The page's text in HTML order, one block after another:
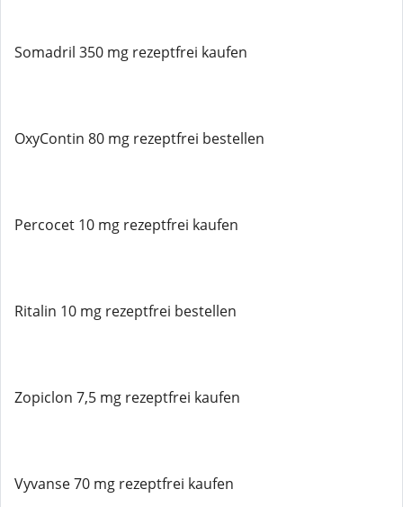
Somadril 350 mg rezeptfrei kaufen
OxyContin 80 mg rezeptfrei bestellen
Percocet 10 mg rezeptfrei kaufen
Ritalin 10 mg rezeptfrei bestellen
Zopiclon 7,5 mg rezeptfrei kaufen
Vyvanse 70 mg rezeptfrei kaufen